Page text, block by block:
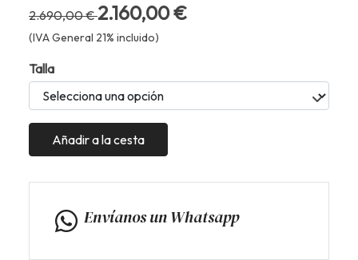
2.690,00 €2.160,00 €
(IVA General 21% incluido)
Talla
Añadir a la cesta
Envíanos un Whatsapp